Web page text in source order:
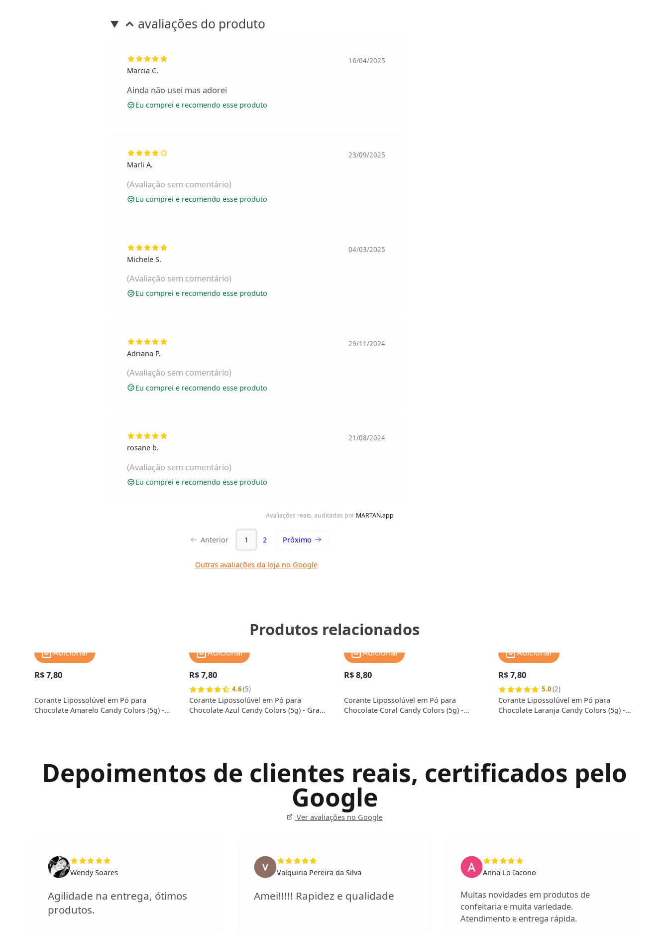
avaliações do produto
Marcia C.
16/04/2025
Ainda não usei mas adorei
Eu comprei e recomendo esse produto
Marli A.
23/09/2025
(Avaliação sem comentário)
Eu comprei e recomendo esse produto
Michele S.
04/03/2025
(Avaliação sem comentário)
Eu comprei e recomendo esse produto
Adriana P.
29/11/2024
(Avaliação sem comentário)
Eu comprei e recomendo esse produto
rosane b.
21/08/2024
(Avaliação sem comentário)
Eu comprei e recomendo esse produto
Avaliações reais, auditadas por MARTAN.app
Anterior 1 2 Próximo
Outras avaliações da loja no Google
Produtos relacionados
R$ 7,80
Corante Lipossolúvel em Pó para
Chocolate Amarelo Candy Colors (5g) -
Adicionar
R$ 7,80
4.6(5)
Corante Lipossolúvel em Pó para
Chocolate Azul Candy Colors (5g) - Gran
Adicionar
R$ 8,80
Corante Lipossolúvel em Pó para
Chocolate Coral Candy Colors (5g) -
Adicionar
R$ 7,80
5.0(2)
Corante Lipossolúvel em Pó para
Chocolate Laranja Candy Colors (5g) -
Adicionar
Depoimentos de clientes reais, certificados pelo
Google
Ver avaliações no Google
Wendy Soares
Agilidade na entrega, ótimos
produtos.
Valquiria Pereira da Silva
Amei!!!!! Rapidez e qualidade
Anna Lo Iacono
Muitas novidades em produtos de
confeitaria e muita variedade.
Atendimento e entrega rápida.